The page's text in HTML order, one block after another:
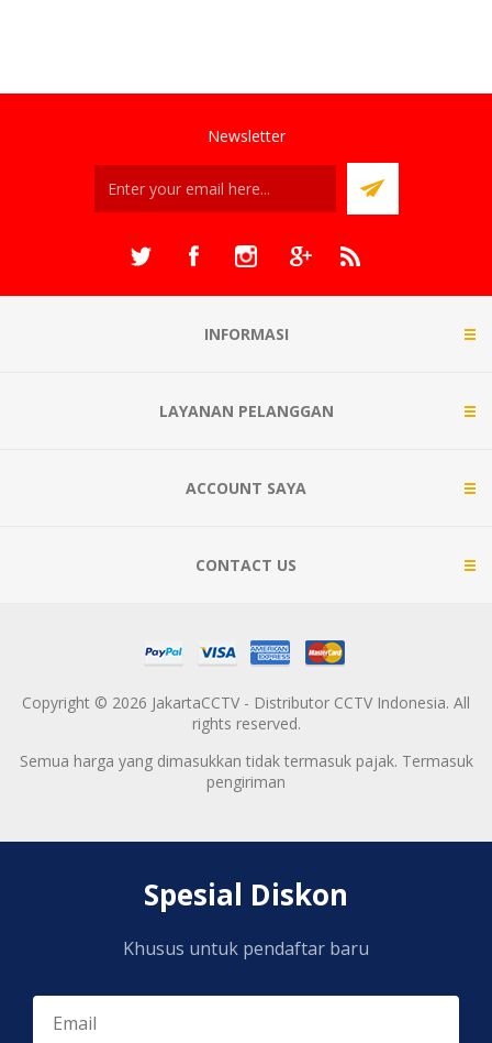
Newsletter
INFORMASI
LAYANAN PELANGGAN
ACCOUNT SAYA
CONTACT US
Copyright © 2026 JakartaCCTV - Distributor CCTV Indonesia. All
rights reserved.
Semua harga yang dimasukkan tidak termasuk pajak. Termasuk
pengiriman
Spesial Diskon
Khusus untuk pendaftar baru